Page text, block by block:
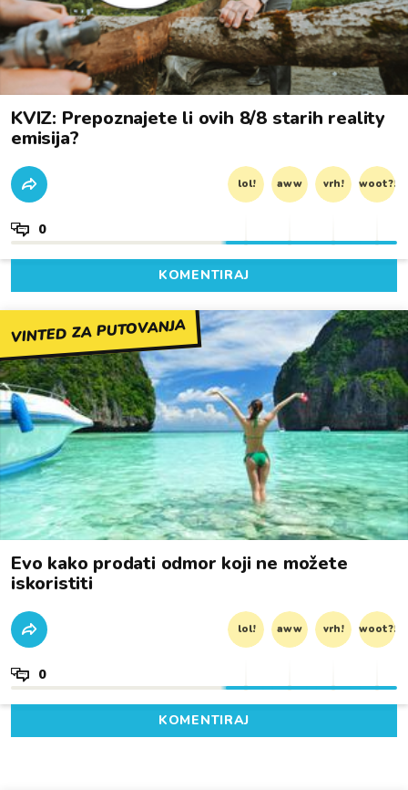
KVIZ: Prepoznajete li ovih 8/8 starih reality
emisija?
lol! aww vrh! woot?!
0
KOMENTIRAJ
VINTED ZA PUTOVANJA
Evo kako prodati odmor koji ne možete
iskoristiti
lol! aww vrh! woot?!
0
KOMENTIRAJ